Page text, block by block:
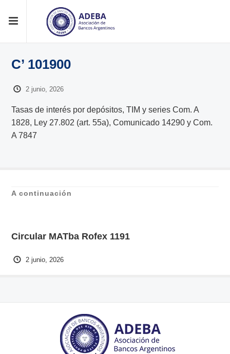
C’ 101900
2 junio, 2026
Tasas de interés por depósitos, TIM y series Com. A
1828, Ley 27.802 (art. 55a), Comunicado 14290 y Com.
A 7847
A continuación
Circular MATba Rofex 1191
2 junio, 2026